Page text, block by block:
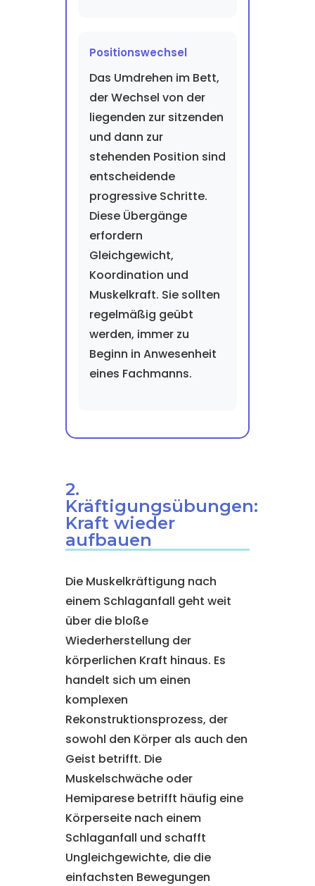
Positionswechsel
Das Umdrehen im Bett,
der Wechsel von der
liegenden zur sitzenden
und dann zur
stehenden Position sind
entscheidende
progressive Schritte.
Diese Übergänge
erfordern
Gleichgewicht,
Koordination und
Muskelkraft. Sie sollten
regelmäßig geübt
werden, immer zu
Beginn in Anwesenheit
eines Fachmanns.
2.
Kräftigungsübungen:
Kraft wieder
aufbauen
Die Muskelkräftigung nach
einem Schlaganfall geht weit
über die bloße
Wiederherstellung der
körperlichen Kraft hinaus. Es
handelt sich um einen
komplexen
Rekonstruktionsprozess, der
sowohl den Körper als auch den
Geist betrifft. Die
Muskelschwäche oder
Hemiparese betrifft häufig eine
Körperseite nach einem
Schlaganfall und schafft
Ungleichgewichte, die die
einfachsten Bewegungen